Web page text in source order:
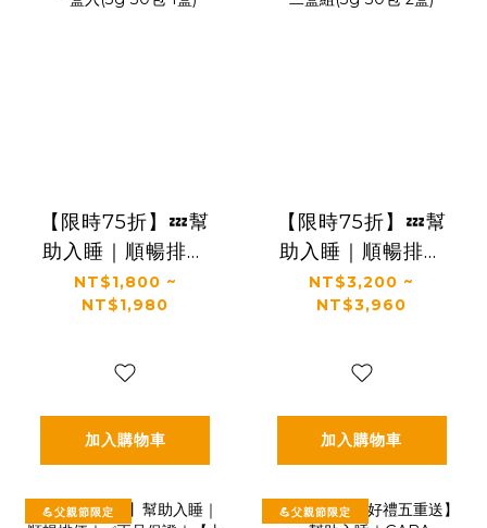
【限時75折】💤幫
助入睡｜順暢排便
｜✅正品保證｜【太
陽星】全效克菲爾
(3g*30包*1盒)
NT$1,800 ~
NT$1,980
加入購物車
【限時75折】💤幫
助入睡｜順暢排便
｜✅正品保證｜【太
陽星】全效克菲爾
(3g*30包*2盒)
NT$3,200 ~
NT$3,960
加入購物車
💪父親節限定 💪父親節限定